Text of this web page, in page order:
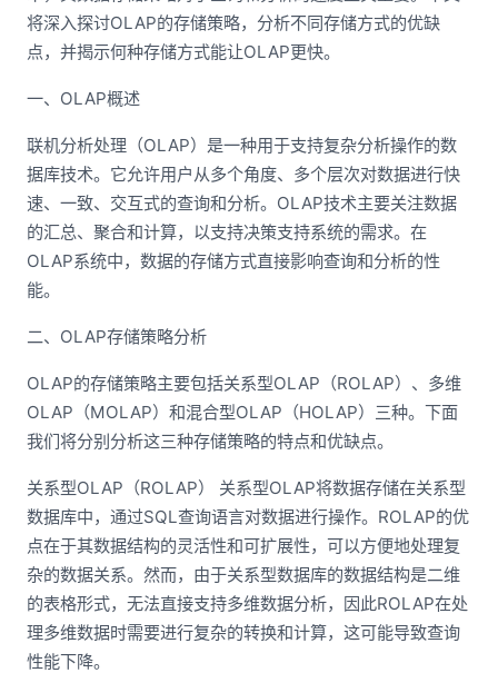
将深入探讨OLAP的存储策略，分析不同存储方式的优缺
点，并揭示何种存储方式能让OLAP更快。
一、OLAP概述
联机分析处理（OLAP）是一种用于支持复杂分析操作的数
据库技术。它允许用户从多个角度、多个层次对数据进行快
速、一致、交互式的查询和分析。OLAP技术主要关注数据
的汇总、聚合和计算，以支持决策支持系统的需求。在
OLAP系统中，数据的存储方式直接影响查询和分析的性
能。
二、OLAP存储策略分析
OLAP的存储策略主要包括关系型OLAP（ROLAP）、多维
OLAP（MOLAP）和混合型OLAP（HOLAP）三种。下面
我们将分别分析这三种存储策略的特点和优缺点。
关系型OLAP（ROLAP） 关系型OLAP将数据存储在关系型
数据库中，通过SQL查询语言对数据进行操作。ROLAP的优
点在于其数据结构的灵活性和可扩展性，可以方便地处理复
杂的数据关系。然而，由于关系型数据库的数据结构是二维
的表格形式，无法直接支持多维数据分析，因此ROLAP在处
理多维数据时需要进行复杂的转换和计算，这可能导致查询
性能下降。